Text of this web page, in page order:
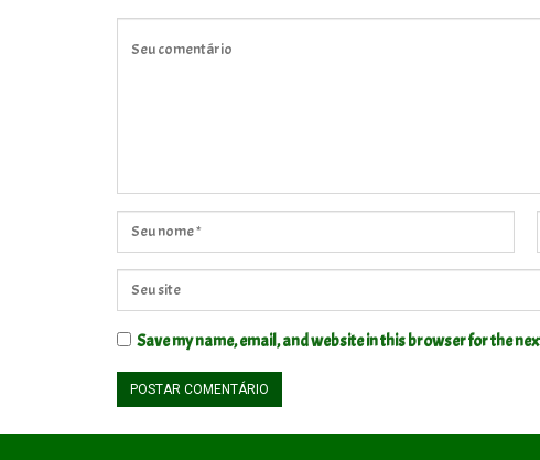
Save my name, email, and website in this browser for the